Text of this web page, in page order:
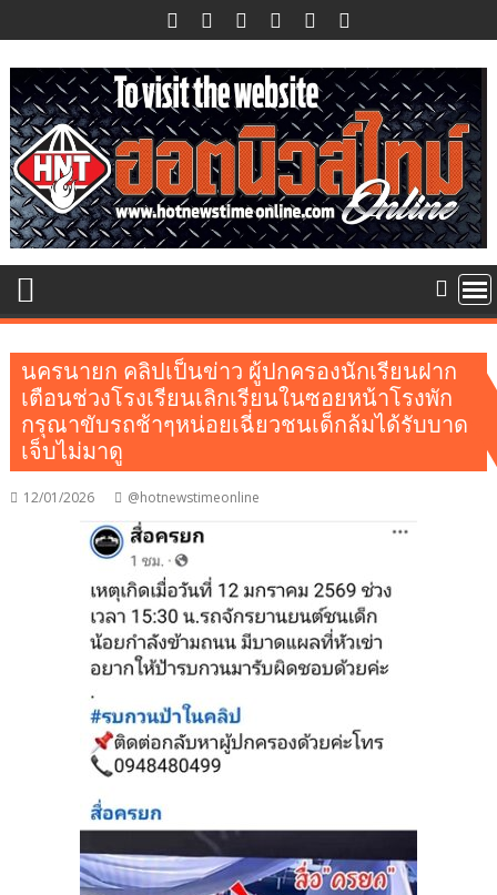
to
content
นครนายก คลิปเป็นข่าว ผู้ปกครองนักเรียนฝาก
เตือนช่วงโรงเรียนเลิกเรียนในซอยหน้าโรงพัก
กรุณาขับรถช้าๆหน่อยเฉี่ยวชนเด็กล้มได้รับบาด
เจ็บไม่มาดู
12/01/2026 @hotnewstimeonline